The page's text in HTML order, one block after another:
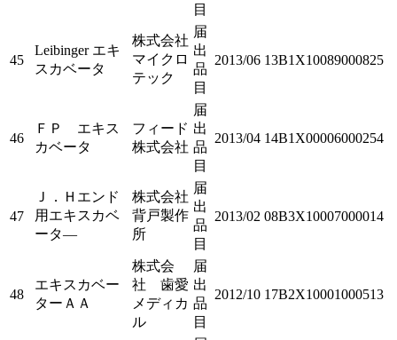
目
45
Leibinger エキ
スカベータ
株式会社
マイクロ
テック
届
出
品
目
2013/06 13B1X10089000825
46
ＦＰ エキス
カベータ
フィード
株式会社
届
出
品
目
2013/04 14B1X00006000254
47
Ｊ．Ｈエンド
用エキスカベ
ータ―
株式会社
背戸製作
所
届
出
品
目
2013/02 08B3X10007000014
48
エキスカベー
ターＡＡ
株式会
社 歯愛
メディカ
ル
届
出
品
目
2012/10 17B2X10001000513